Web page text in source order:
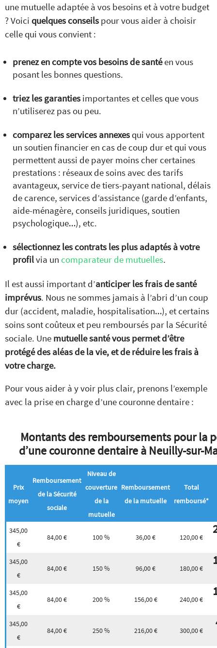
une mutuelle adaptée à vos besoins et à votre budget
? Voici quelques conseils pour vous aider à choisir
celle qui vous convient :
prenez en compte vos besoins de santéen vous
posant les bonnes questions.
triez les garanties importantes et celles que vous
n’utiliserez pas ou peu.
comparez les services annexes qui vous apportent
un soutien financier en cas de coup dur et qui vous
permettent aussi de payer moins cher certaines
prestations : réseaux de soins avec des tarifs
avantageux, service de tiers-payant national, délais
de carence, services d’assistance (garde d’enfants,
aide-ménagère, conseils juridiques, soutien
psychologique…), etc.
sélectionnez les contrats les plus adaptés à votre
profilvia un comparateur de mutuelles.
Il est aussi important d’anticiper les frais de santé
imprévus. Nous ne sommes jamais à l’abri d’un coup
dur (accident, maladie, hospitalisation…), et certains
soins sont coûteux et peu remboursés par la Sécurité
sociale. Une mutuelle santé vous permet d’être
protégé des aléas de la vie, et de réduire les frais à
votre charge.
Pour vous aider à y voir plus clair, prenons l’exemple
avec la prise en charge d’une couronne dentaire :
Montants des remboursements pour la
d’une couronne dentaire à Neuilly-sur-
Prix
moyen
Remboursement
de la Sécurité
sociale
Niveau de
couverture
de la
mutuelle
Remboursement
de la mutuelle
Total
remboursé*
345,00
€
84,00 € 100 % 36,00 € 120,00 €
345,00
€
84,00 € 150 % 96,00 € 180,00 €
345,00
€
84,00 € 200 % 156,00 € 240,00 €
345,00
€
84,00 € 250 % 216,00 € 300,00 €